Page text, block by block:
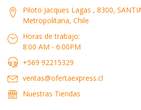
Piloto Jacques Lagas , 8300,
Metropolitana, Chile
Horas de trabajo:
8:00 AM - 6:00PM
+569 92215329
ventas@ofertaexpress.cl
Nuestras Tiendas